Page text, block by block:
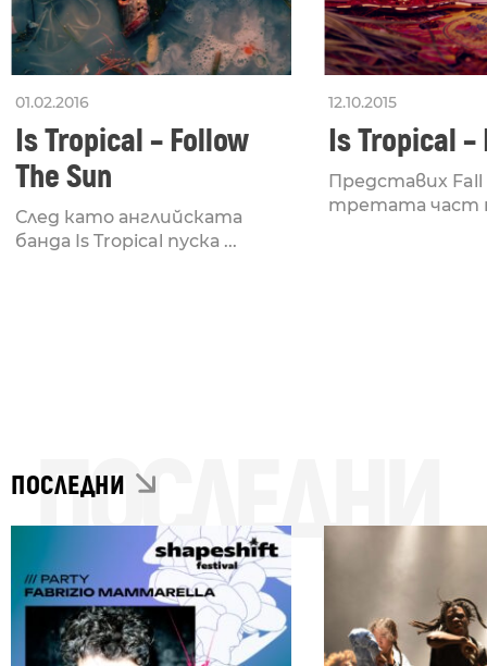
01.02.2016
Is Tropical – Follow
The Sun
След като английската
банда Is Tropical пуска ...
12.10.2015
Is Tropical –
Представих
третата част
ПОСЛЕДНИ
ПОСЛЕДНИ